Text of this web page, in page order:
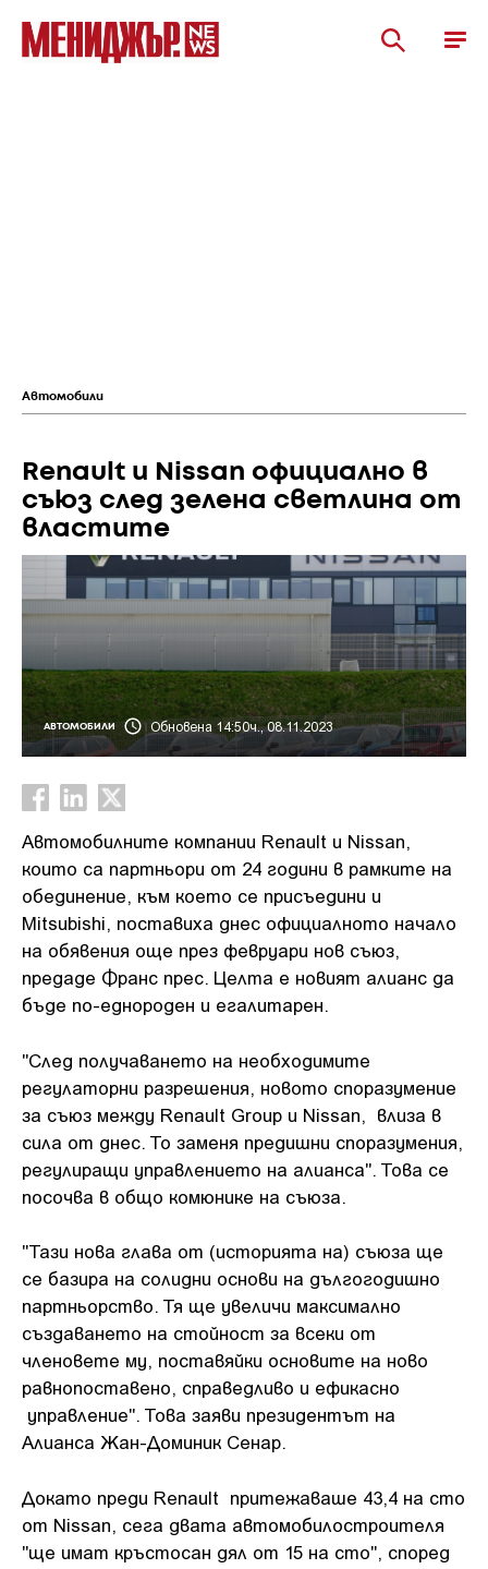
Автомобили
Renault и Nissan официално в
съюз след зелена светлина от
властите
АВТОМОБИЛИ Обновена 14:50ч., 08.11.2023
Автомобилните компании Renault и Nissan,
които са партньори от 24 години в рамките на
обединение, към което се присъедини и
Mitsubishi, поставиха днес официалното начало
на обявения още през февруари нов съюз,
предаде Франс прес. Целта е новият алианс да
бъде по-еднороден и егалитарен.
"След получаването на необходимите
регулаторни разрешения, новото споразумение
за съюз между Renault Group и Nissan, влиза в
сила от днес. То заменя предишни споразумения,
регулиращи управлението на алианса". Това се
посочва в общо комюнике на съюза.
"Тази нова глава от (историята на) съюза ще
се базира на солидни основи на дългогодишно
партньорство. Тя ще увеличи максимално
създаването на стойност за всеки от
членовете му, поставяйки основите на ново
равнопоставено, справедливо и ефикасно
управление". Това заяви президентът на
Алианса Жан-Доминик Сенар.
Докато преди Renault притежаваше 43,4 на сто
от Nissan, сега двата автомобилостроителя
"ще имат кръстосан дял от 15 на сто", според